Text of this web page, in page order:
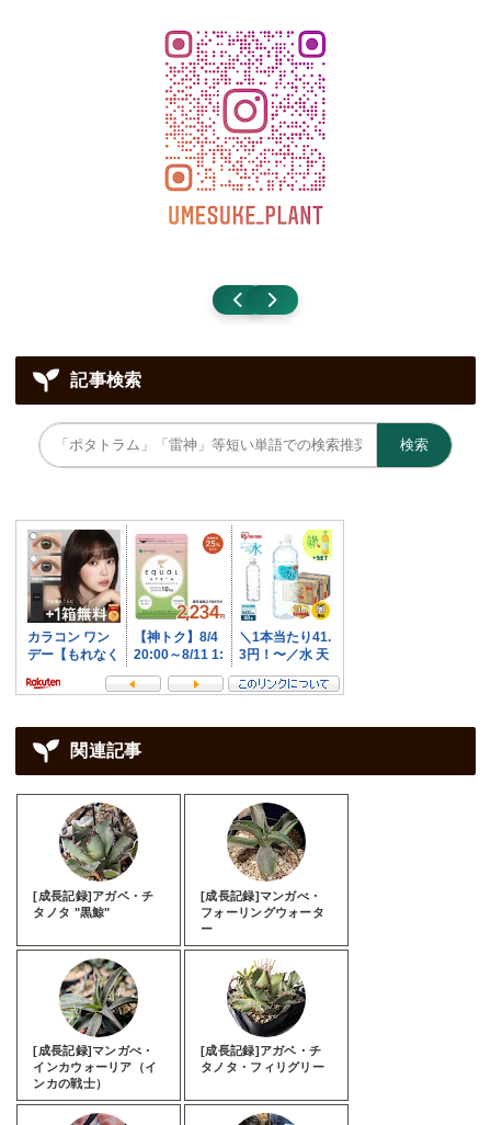
記事検索
検索
関連記事
[成長記録]アガベ・チ
タノタ "黒鯨"
[成長記録]マンガべ・
フォーリングウォータ
ー
[成長記録]マンガべ・
インカウォーリア（イ
ンカの戦士）
[成長記録]アガベ・チ
タノタ・フィリグリー